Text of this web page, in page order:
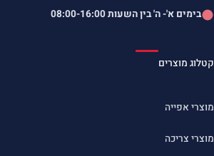
בימים א'- ה' בין השעות08:00-16:00
קטלוג מוצרים
מוצרי אפייה
מוצרי צריכה